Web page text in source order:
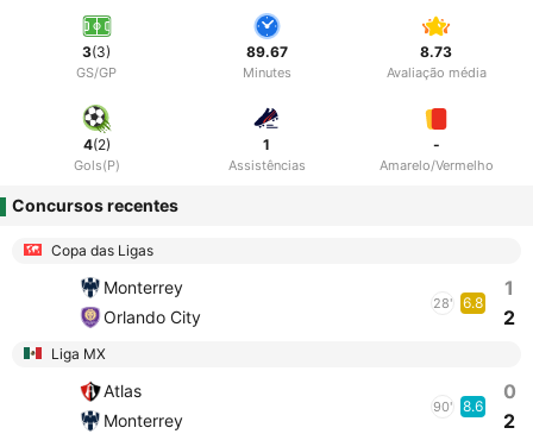
3(3)
GS/GP
89.67
Minutes
8.73
Avaliação média
4(2)
Gols(P)
1
Assistências
-
Amarelo/Vermelho
Concursos recentes
Copa das Ligas
Monterrey
Orlando City
28' 6.8
1
2
Liga MX
Atlas
Monterrey
90' 8.6
0
2